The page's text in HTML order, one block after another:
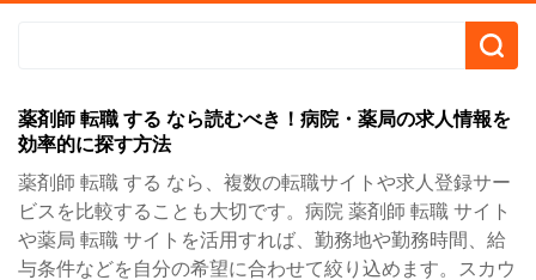
薬剤師 転職 する なら読むべき！病院・薬局の求人情報を
効率的に探す方法
薬剤師 転職 する なら、複数の転職サイトや求人登録サー
ビスを比較することも大切です。病院 薬剤師 転職 サイト
や薬局 転職 サイトを活用すれば、勤務地や勤務時間、給
与条件などを自分の希望に合わせて絞り込めます。スカウ